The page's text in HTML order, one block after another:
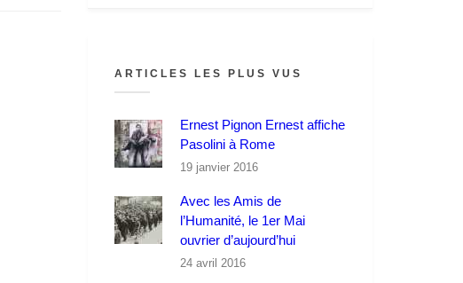
ARTICLES LES PLUS VUS
Ernest Pignon Ernest affiche
Pasolini à Rome
19 janvier 2016
Avec les Amis de
l’Humanité, le 1er Mai
ouvrier d’aujourd’hui
24 avril 2016